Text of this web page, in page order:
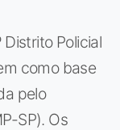
Policial
como base
pelo
SP). Os